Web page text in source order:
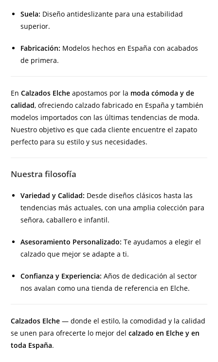
Suela: Diseño antideslizante para una estabilidad
superior.
Fabricación: Modelos hechos en España con acabados
de primera.
EnCalzados Elche apostamos por la moda cómoda y de
calidad, ofreciendo calzado fabricado en España y también
modelos importados con las últimas tendencias de moda.
Nuestro objetivo es que cada cliente encuentre el zapato
perfecto para su estilo y sus necesidades.
Nuestra filosofía
Variedad y Calidad: Desde diseños clásicos hasta las
tendencias más actuales, con una amplia colección para
señora, caballero e infantil.
Asesoramiento Personalizado: Te ayudamos a elegir el
calzado que mejor se adapte a ti.
Confianza y Experiencia: Años de dedicación al sector
nos avalan como una tienda de referencia en Elche.
Calzados Elche — donde el estilo, la comodidad y la calidad
se unen para ofrecerte lo mejor delcalzado en Elche y en
toda España.